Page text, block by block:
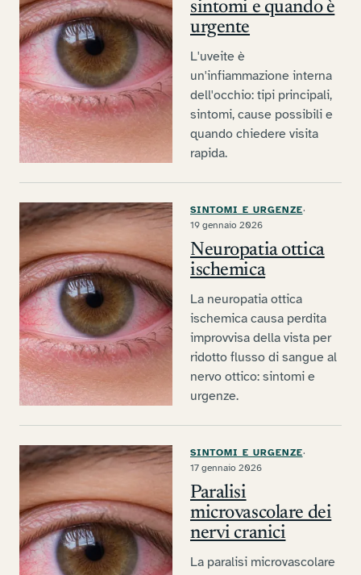
sintomi e quando è
urgente
L'uveite è
un'infiammazione interna
dell'occhio: tipi principali,
sintomi, cause possibili e
quando chiedere visita
rapida.
SINTOMI E URGENZE·
19 gennaio 2026
Neuropatia ottica
ischemica
La neuropatia ottica
ischemica causa perdita
improvvisa della vista per
ridotto flusso di sangue al
nervo ottico: sintomi e
urgenze.
SINTOMI E URGENZE·
17 gennaio 2026
Paralisi
microvascolare dei
nervi cranici
La paralisi microvascolare